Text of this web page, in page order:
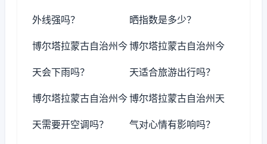
外线强吗？ 晒指数是多少？
博尔塔拉蒙古自治州今
天会下雨吗？
博尔塔拉蒙古自治州今
天适合旅游出行吗？
博尔塔拉蒙古自治州今
天需要开空调吗？
博尔塔拉蒙古自治州天
气对心情有影响吗？